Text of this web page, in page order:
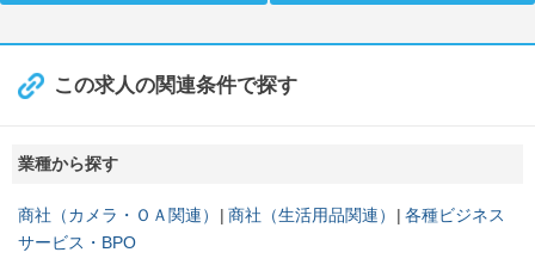
この求人の関連条件で探す
業種から探す
商社（カメラ・ＯＡ関連） 商社（生活用品関連）
各種ビジネス
サービス・BPO